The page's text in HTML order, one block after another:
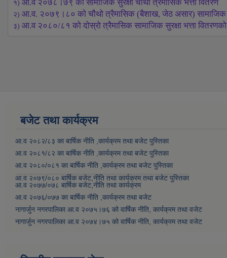
१) आ.व २०७८।७९ को सामाजिक सुरक्षा चौथो त्रैमासिक भत्ता वितरण
२) आ.व. २०७९।८० को चौथो त्रैमासिक (बैशाख, जेठ असार) सामाजिक
३) आ.व २०८०/८१ को दोस्रो त्रैमासिक सामाजिक सुरक्षा भत्ता
बजेट तथा कार्यक्रम
आ.व २०८२/८३ का बार्षिक नीति ,कार्यक्रम तथा बजेट पुस्तिका
आ.व २०८१/८२ का बार्षिक नीति ,कार्यक्रम तथा बजेट पुस्तिका
आ.व २०८०/०८१ का बार्षिक नीति ,कार्यक्रम तथा बजेट पुस्तिका
आ.व २०७९/०८० बार्षिक बजेट,नीति तथा कार्यक्रम तथा बजेट पुस्तिका
आ.व २०७७/०७८ बार्षिक बजेट,नीति तथा कार्यक्रम
आ.व २०७६/०७७ का बार्षिक नीति ,कार्यक्रम तथा बजेट
नागार्जुन नगरपालिका आ.व २०७५।७६ को वार्षिक नीति, कार्यक्रम तथा वजेट
नागार्जुन नगरपालिका आ.व २०७४।७५ को वार्षिक नीति, कार्यक्रम तथा वजेट